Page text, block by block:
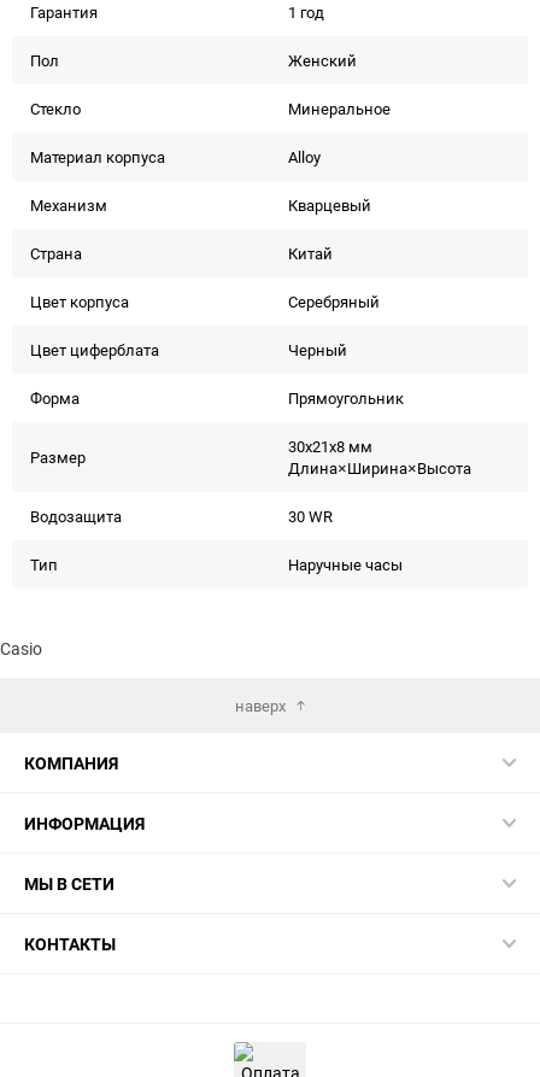
Гарантия 1 год
Пол Женский
Стекло Минеральное
Материал корпуса Alloy
Механизм Кварцевый
Страна Китай
Цвет корпуса Серебряный
Цвет циферблата Черный
Форма Прямоугольник
Размер
30x21x8 мм
Длина×Ширина×Высота
Водозащита 30 WR
Тип Наручные часы
Casio
наверх
КОМПАНИЯ
ИНФОРМАЦИЯ
МЫ В СЕТИ
КОНТАКТЫ